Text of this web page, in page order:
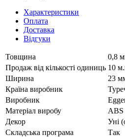
Характеристики
Оплата
Доставка
Відгуки
Товщина
0,8
Продаж від кількості одиниць 10
Ширина
23
Країна виробник
Виробник
Матеріал виробу
ABS
Декор
Уні
Складська програма
Так